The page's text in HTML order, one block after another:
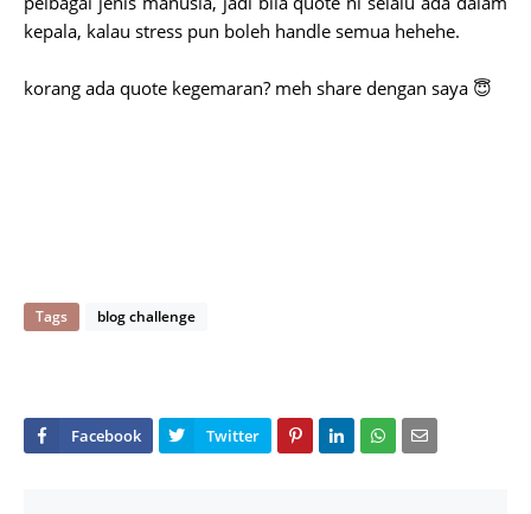
kepala, kalau stress pun boleh handle semua hehehe.
korang ada quote kegemaran? meh share dengan saya 😇
Tags blog challenge